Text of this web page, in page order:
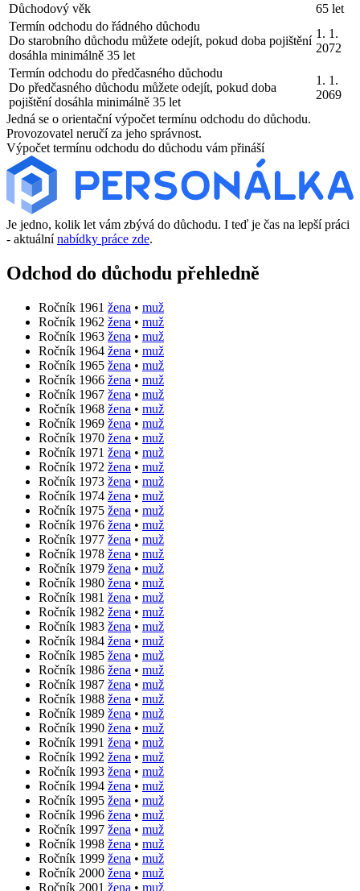
Důchodový věk
65 let
Termín odchodu do řádného důchodu
Do starobního důchodu můžete odejít, pokud doba pojištění
dosáhla minimálně 35 let
1. 1.
2072
Termín odchodu do předčasného důchodu
Do předčasného důchodu můžete odejít, pokud doba
pojištění dosáhla minimálně 35 let
1. 1.
2069
Jedná se o orientační výpočet termínu odchodu do důchodu.
Provozovatel neručí za jeho správnost.
Výpočet termínu odchodu do důchodu vám přináší
Je jedno, kolik let vám zbývá do důchodu. I teď je čas na lepší práci
- aktuálnínabídky práce zde.
Odchod do důchodu přehledně
Ročník 1961 žena • muž
Ročník 1962 žena • muž
Ročník 1963 žena • muž
Ročník 1964 žena • muž
Ročník 1965 žena • muž
Ročník 1966 žena • muž
Ročník 1967 žena • muž
Ročník 1968 žena • muž
Ročník 1969 žena • muž
Ročník 1970 žena • muž
Ročník 1971 žena • muž
Ročník 1972 žena • muž
Ročník 1973 žena • muž
Ročník 1974 žena • muž
Ročník 1975 žena • muž
Ročník 1976 žena • muž
Ročník 1977 žena • muž
Ročník 1978 žena • muž
Ročník 1979 žena • muž
Ročník 1980 žena • muž
Ročník 1981 žena • muž
Ročník 1982 žena • muž
Ročník 1983 žena • muž
Ročník 1984 žena • muž
Ročník 1985 žena • muž
Ročník 1986 žena • muž
Ročník 1987 žena • muž
Ročník 1988 žena • muž
Ročník 1989 žena • muž
Ročník 1990 žena • muž
Ročník 1991 žena • muž
Ročník 1992 žena • muž
Ročník 1993 žena • muž
Ročník 1994 žena • muž
Ročník 1995 žena • muž
Ročník 1996 žena • muž
Ročník 1997 žena • muž
Ročník 1998 žena • muž
Ročník 1999 žena • muž
Ročník 2000 žena • muž
Ročník 2001 žena • muž